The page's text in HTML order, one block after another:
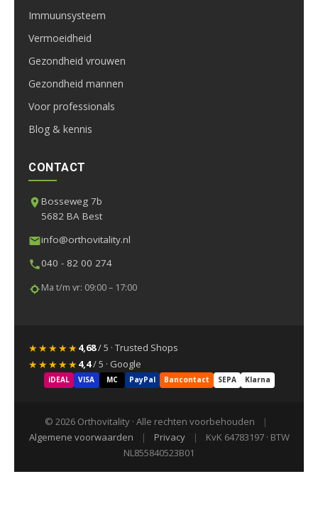
Immuunsysteem
Vermoeidheid
Gezondheid vrouwen
Gezondheid mannen
Voor professionals
Blog & kennis
CONTACT
Bosseweg 7b
5682 BA Best
info@orthovitality.nl
040 - 82 00 274
Ma t/m vr: 09:00 – 17:00
★★★★★4,68/ 5 · Trusted Shops
★★★★★4,4/ 5 · Google
iDEAL VISA MC PayPal Bancontact SEPA Klarna
© 2026 Orthovitality · Alle rechten voorbehouden
|
Algemene voorwaarden
| Privacy |
KvK 64783197 · BTW
NL855840523B01